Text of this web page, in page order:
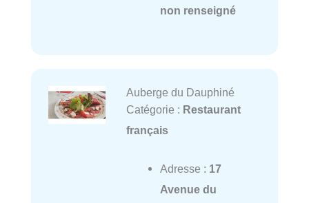
non renseigné
Auberge du Dauphiné
Catégorie : Restaurant
français
Adresse : 17
Avenue du